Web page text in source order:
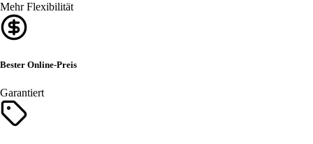
Mehr Flexibilität
Bester Online-Preis
Garantiert